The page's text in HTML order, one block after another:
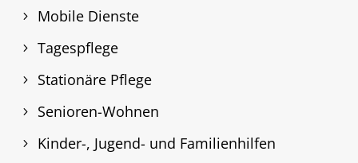
Mobile Dienste
Tagespflege
Stationäre Pflege
Senioren-Wohnen
Kinder-, Jugend- und Familienhilfen